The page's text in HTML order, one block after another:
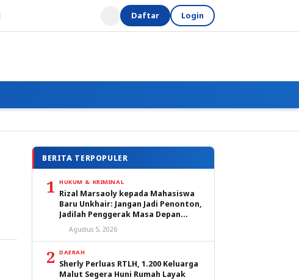
Daftar Login
BERITA TERPOPULER
1 HUKUM & KRIMINAL
Rizal Marsaoly kepada Mahasiswa
Baru Unkhair: Jangan Jadi Penonton,
Jadilah Penggerak Masa Depan
Ternate dan Maluku Utara
Agustus 5, 2026
2 DAERAH
Sherly Perluas RTLH, 1.200 Keluarga
Malut Segera Huni Rumah Layak